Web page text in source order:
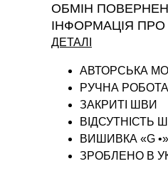
ОБМІН
ІНФОРМАЦІЯ
ДЕТАЛІ
АВТОРСЬКА
РУЧНА РОБОТА
ЗАКРИТІ ШВИ
ВІДСУТНІСТЬ
ВИШИВКА «G
ЗРОБЛЕНО В